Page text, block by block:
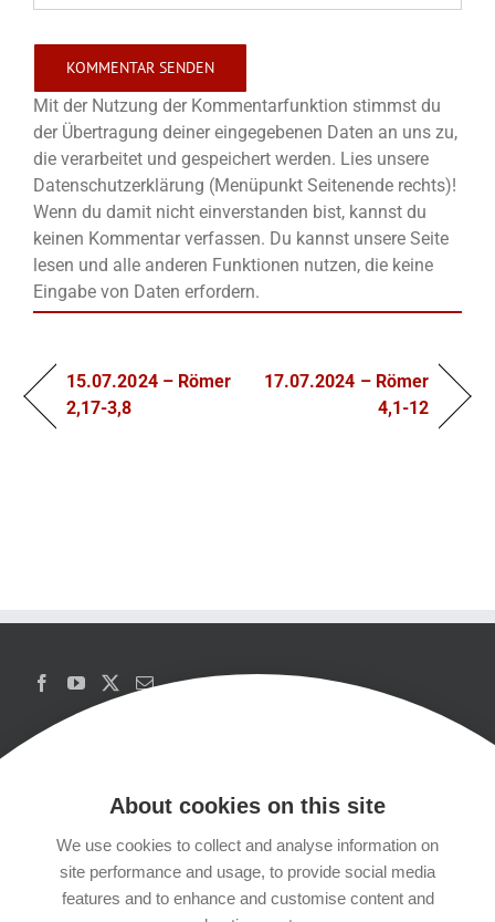
Mit der Nutzung der Kommentarfunktion stimmst du
der Übertragung deiner eingegebenen Daten an uns zu,
die verarbeitet und gespeichert werden. Lies unsere
Datenschutzerklärung (Menüpunkt Seitenende rechts)!
Wenn du damit nicht einverstanden bist, kannst du
keinen Kommentar verfassen. Du kannst unsere Seite
lesen und alle anderen Funktionen nutzen, die keine
Eingabe von Daten erfordern.
15.07.2024 – Römer
2,17-3,8
17.07.2024 – Römer
4,1-12
Copyrights
Datenschutzerklärung
About cookies on this site
We use cookies to collect and analyse information on
site performance and usage, to provide social media
features and to enhance and customise content and